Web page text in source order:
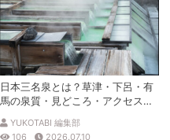
日本三名泉とは？草津・下呂・有
馬の泉質・見どころ・アクセスを
YUKOTABI 編集部
106
2026.07.10